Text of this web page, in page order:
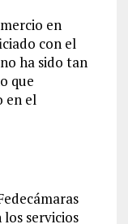
en
con el
ha sido tan
que
en el
servicios